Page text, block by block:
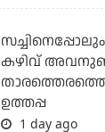
കഴിവ്
ഉത്തപ്പ
1 day ago